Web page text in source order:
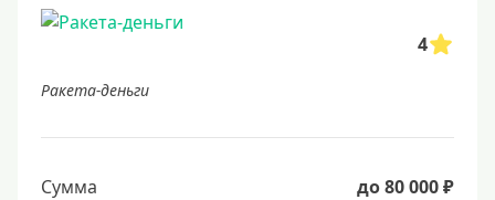
4
Ракета-деньги
Сумма
до 80 000 ₽